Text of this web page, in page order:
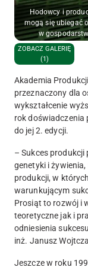
Hodowcy i
mogą się ubiegać
w
ZOBACZ GALERIĘ
(1)
Akademia
przeznaczony dla
wykształcenie
rok doświadczenia
do jej 2. edycji.
– Sukces produkcji
genetyki i
produkcji, w
warunkującym
Prosiąt to rozwój i
teoretyczne jak i
odniesienia
inż. Janusz
Jeszcze w roku